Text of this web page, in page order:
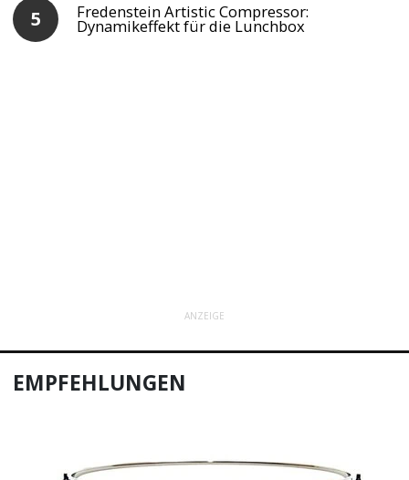
Fredenstein Artistic Compressor:
Dynamikeffekt für die Lunchbox
ANZEIGE
EMPFEHLUNGEN